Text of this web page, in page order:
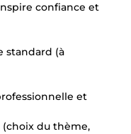
confiance et
standard (à
et
(choix du thème,